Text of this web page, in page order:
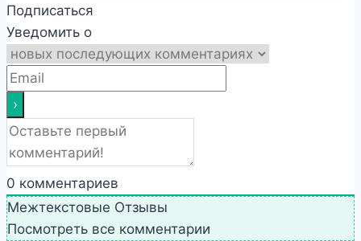
Подписаться
Уведомить о
0 комментариев
Межтекстовые Отзывы
Посмотреть все комментарии